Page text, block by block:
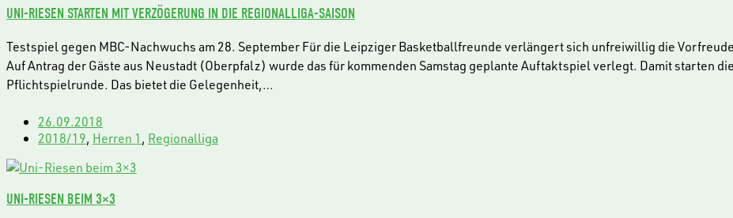
UNI-RIESEN STARTEN MIT VERZÖGERUNG IN DIE REGIONALLIGA-SAISON
Testspiel gegen MBC-Nachwuchs am 28. September Für die Leipziger Basketballfreunde verlängert sich unfreiwillig die
Auf Antrag der Gäste aus Neustadt (Oberpfalz) wurde das für kommenden Samstag geplante Auftaktspiel verlegt. Damit starten
Pflichtspielrunde. Das bietet die Gelegenheit,…
26.09.2018
2018/19, Herren 1, Regionalliga
UNI-RIESEN BEIM 3×3